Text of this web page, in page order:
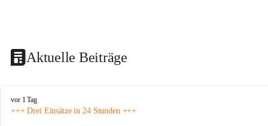
Aktuelle Beiträge
F
r
vor 1 Tag
+++ Drei Einsätze in 24 Stunden +++